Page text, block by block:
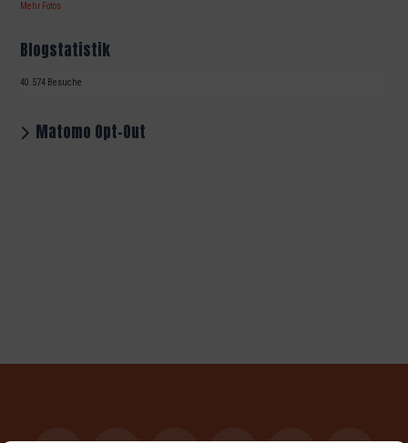
Mehr Fotos
Blogstatistik
40.574 Besuche
Matomo Opt-Out